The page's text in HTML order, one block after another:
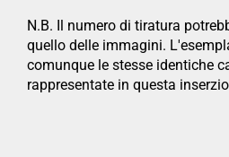
N.B. Il numero di tiratura
quello delle immagini.
comunque le stesse identiche
rappresentate in questa